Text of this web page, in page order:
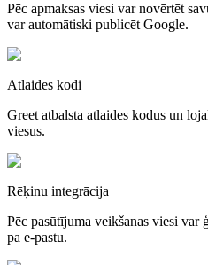
Pēc apmaksas viesi var novērtēt
var automātiski publicēt Google.
Atlaides kodi
Greet atbalsta atlaides kodus un
viesus.
Rēķinu integrācija
Pēc pasūtījuma veikšanas viesi var
pa e-pastu.